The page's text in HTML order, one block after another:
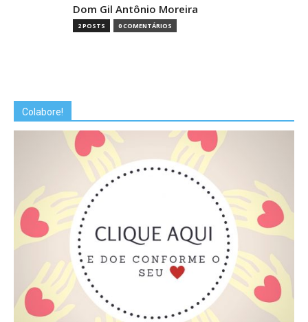
Dom Gil Antônio Moreira
2 POSTS 0 COMENTÁRIOS
Colabore!